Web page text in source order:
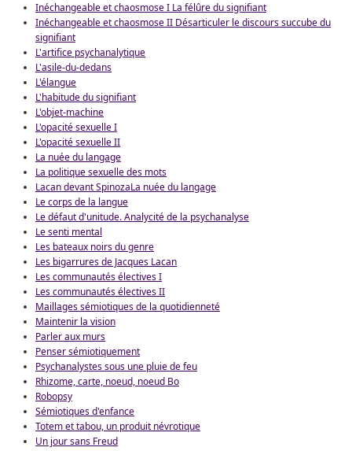
Inéchangeable et chaosmose I La félûre du signifiant
Inéchangeable et chaosmose II Désarticuler le discours succube du
signifiant
L'artifice psychanalytique
L'asile-du-dedans
L'élangue
L'habitude du signifiant
L'objet-machine
L'opacité sexuelle I
L'opacité sexuelle II
La nuée du langage
La politique sexuelle des mots
Lacan devant SpinozaLa nuée du langage
Le corps de la langue
Le défaut d'unitude. Analycité de la psychanalyse
Le senti mental
Les bateaux noirs du genre
Les bigarrures de Jacques Lacan
Les communautés électives I
Les communautés électives II
Maillages sémiotiques de la quotidienneté
Maintenir la vision
Parler aux murs
Penser sémiotiquement
Psychanalystes sous une pluie de feu
Rhizome, carte, noeud, noeud Bo
Robopsy
Sémiotiques d'enfance
Totem et tabou, un produit névrotique
Un jour sans Freud